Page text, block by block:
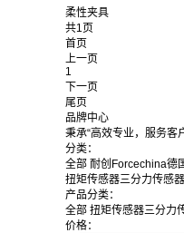
柔性夹具
共1页
首页
上一页
1
下一页
尾页
品牌中心
秉承“高效专业，服务客
分类：
全部 耐创Forcechina德
扭矩传感器三分力传感器
产品分类：
全部 扭矩传感器三分力
价格：